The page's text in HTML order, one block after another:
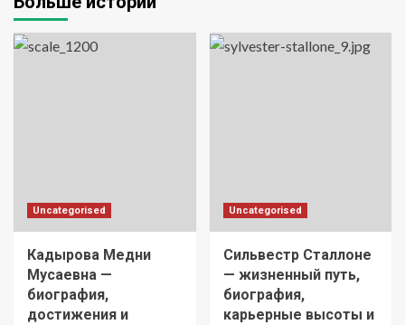
Uncategorised
Кадырова Медни
Мусаевна —
биография,
достижения и
Uncategorised
Сильвестр Сталлоне
— жизненный путь,
биография,
карьерные высоты и